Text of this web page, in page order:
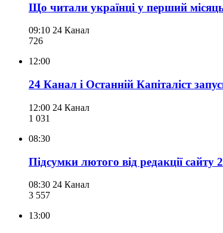
Що читали українці у перший місяць
09:10 24 Канал
726
12:00
24 Канал і Останній Капіталіст
12:00 24 Канал
1 031
08:30
Підсумки лютого від редакції сайту
08:30 24 Канал
3 557
13:00